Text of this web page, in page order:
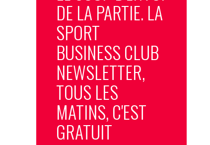
DE LA PARTIE. LA
SPORT
BUSINESS CLUB
NEWSLETTER,
TOUS LES
MATINS, C'EST
GRATUIT